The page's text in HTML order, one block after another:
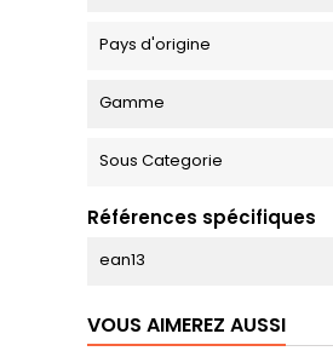
Pays d'origine
Gamme
Sous Categorie
Références spécifiques
ean13
VOUS AIMEREZ AUSSI